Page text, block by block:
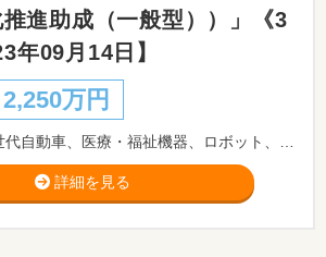
進助成（一般型））」《3
年09月14日】
2,250万円
詳細を見る